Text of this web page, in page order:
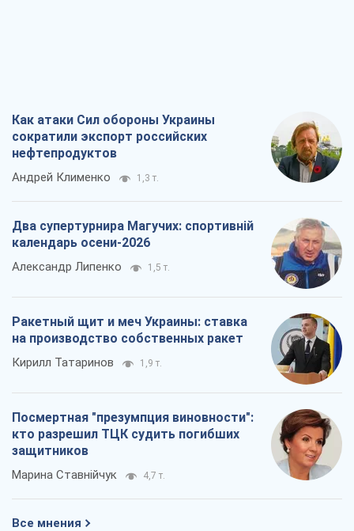
Как атаки Сил обороны Украины
сократили экспорт российских
нефтепродуктов
Андрей Клименко 1,3 т.
Два супертурнира Магучих: спортивній
календарь осени-2026
Александр Липенко 1,5 т.
Ракетный щит и меч Украины: ставка
на производство собственных ракет
Кирилл Татаринов 1,9 т.
Посмертная "презумпция виновности":
кто разрешил ТЦК судить погибших
защитников
Марина Ставнійчук 4,7 т.
Все мнения